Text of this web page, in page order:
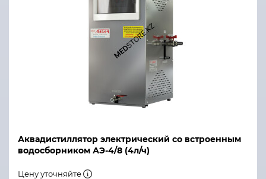
Давление исходной воды, МПа
Габаритные размеры блока управления (Д×Ш×В),
Коэффициент очистки воды от радионуклидов, не
Аквадистиллятор электрический со встроенным
водосборником АЭ-4/8 (4л/ч)
Цену уточняйте